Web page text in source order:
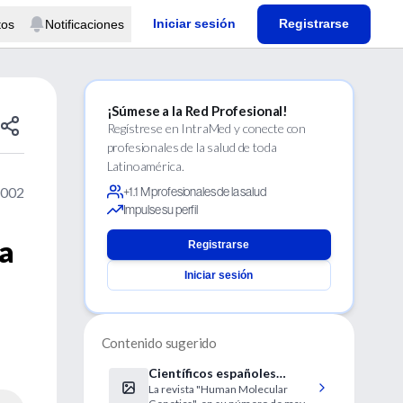
Notificaciones Iniciar sesión Registrarse
¡Súmese a la Red Profesional!
Regístrese en IntraMed y conecte con
profesionales de la salud de toda
Latinoamérica.
+1.1 M profesionales de la salud
Impulse su perfil
Registrarse
Iniciar sesión
Contenido sugerido
Científicos españoles
identifican un gen implicado
La revista "Human Molecular